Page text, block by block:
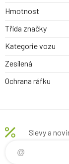
Hmotnost
Třída značky
Kategorie vozu
Zesílená
Ochrana ráfku
Slevy a